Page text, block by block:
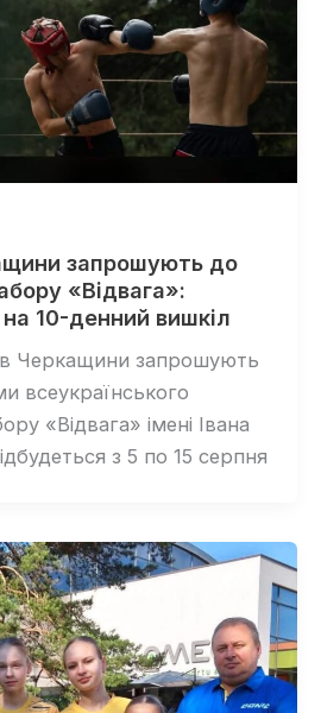
запрошують до
«Відвага»:
10-денний вишкіл
Черкащини запрошують
всеукраїнського
«Відвага» імені Івана
з 5 по 15 серпня